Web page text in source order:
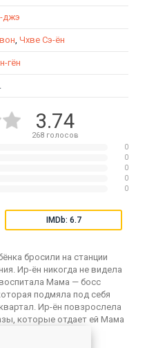
джэ
, Чхве Сэ-ён
гён
3.74
268голосов
0
0
0
0
0
IMDb: 6.7
бросили на станции
Ир-ён никогда не видела
Мама — босс
подмяла под себя
Ир-ён повзрослела
которые отдает ей Мама